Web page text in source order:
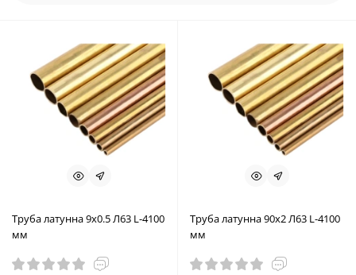
Труба латунна 9x0.5 Л63 L-4100
мм
Труба латунна 90x2 Л63 L-4100
мм